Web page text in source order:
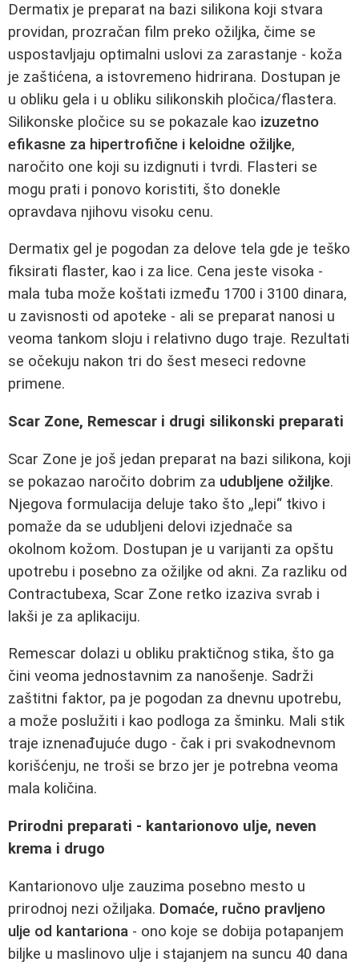
Dermatix je preparat na bazi silikona koji stvara
providan, prozračan film preko ožiljka, čime se
uspostavljaju optimalni uslovi za zarastanje - koža
je zaštićena, a istovremeno hidrirana. Dostupan je
u obliku gela i u obliku silikonskih pločica/flastera.
Silikonske pločice su se pokazale kao izuzetno
efikasne za hipertrofične i keloidne ožiljke,
naročito one koji su izdignuti i tvrdi. Flasteri se
mogu prati i ponovo koristiti, što donekle
opravdava njihovu visoku cenu.
Dermatix gel je pogodan za delove tela gde je teško
fiksirati flaster, kao i za lice. Cena jeste visoka -
mala tuba može koštati između 1700 i 3100 dinara,
u zavisnosti od apoteke - ali se preparat nanosi u
veoma tankom sloju i relativno dugo traje. Rezultati
se očekuju nakon tri do šest meseci redovne
primene.
Scar Zone, Remescar i drugi silikonski preparati
Scar Zone je još jedan preparat na bazi silikona, koji
se pokazao naročito dobrim za udubljene ožiljke.
Njegova formulacija deluje tako što „lepi“ tkivo i
pomaže da se udubljeni delovi izjednače sa
okolnom kožom. Dostupan je u varijanti za opštu
upotrebu i posebno za ožiljke od akni. Za razliku od
Contractubexa, Scar Zone retko izaziva svrab i
lakši je za aplikaciju.
Remescar dolazi u obliku praktičnog stika, što ga
čini veoma jednostavnim za nanošenje. Sadrži
zaštitni faktor, pa je pogodan za dnevnu upotrebu,
a može poslužiti i kao podloga za šminku. Mali stik
traje iznenađujuće dugo - čak i pri svakodnevnom
korišćenju, ne troši se brzo jer je potrebna veoma
mala količina.
Prirodni preparati - kantarionovo ulje, neven
krema i drugo
Kantarionovo ulje zauzima posebno mesto u
prirodnoj nezi ožiljaka. Domaće, ručno pravljeno
ulje od kantariona - ono koje se dobija potapanjem
biljke u maslinovo ulje i stajanjem na suncu 40 dana